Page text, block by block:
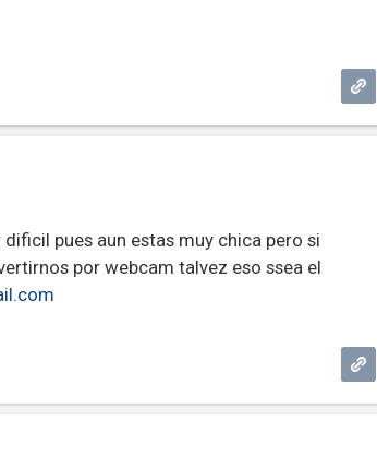
pues aun estas muy chica pero si
por webcam talvez eso ssea el